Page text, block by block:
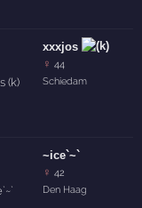
xxxjos
♀ 44
Schiedam
~ice`~`
♀ 42
Den Haag